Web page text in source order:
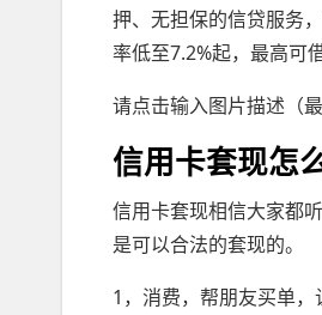
押、无担保的信贷服务
率低至7.2%起，最高可
请点击输入图片描述（最
信用卡套现怎
信用卡套现相信大家都
是可以合法的套现的。
1，消费，帮朋友买单，